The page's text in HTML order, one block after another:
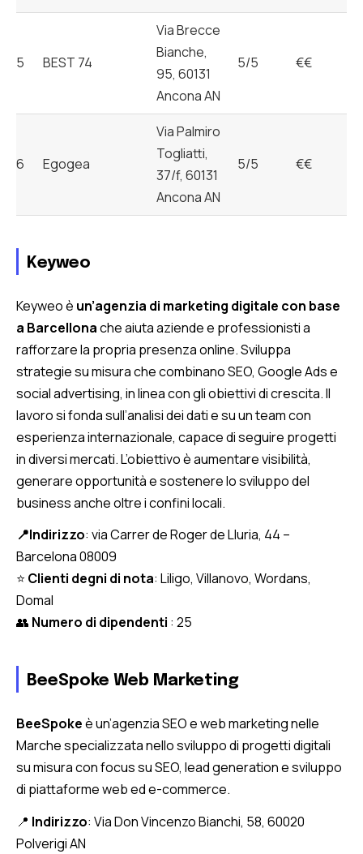
5 BEST 74
Via Brecce
Bianche,
95, 60131
Ancona AN
5/5 €€
6 Egogea
Via Palmiro
Togliatti,
37/f, 60131
Ancona AN
5/5 €€
Keyweo
Keyweo è un’agenzia di marketing digitale con base
a Barcellonache aiuta aziende e professionisti a
rafforzare la propria presenza online. Sviluppa
strategie su misura che combinano SEO, Google Ads e
social advertising, in linea con gli obiettivi di crescita. Il
lavoro si fonda sull’analisi dei dati e su un team con
esperienza internazionale, capace di seguire progetti
in diversi mercati. L’obiettivo è aumentare visibilità,
generare opportunità e sostenere lo sviluppo del
business anche oltre i confini locali.
📍Indirizzo: via Carrer de Roger de Lluria, 44 –
Barcelona 08009
⭐ Clienti degni di nota: Liligo, Villanovo, Wordans,
Domal
👥 Numero di dipendenti : 25
BeeSpoke Web Marketing
BeeSpokeè un’agenzia SEO e web marketing nelle
Marche specializzata nello sviluppo di progetti digitali
su misura con focus su SEO, lead generation e sviluppo
di piattaforme web ed e-commerce.
📍 Indirizzo: Via Don Vincenzo Bianchi, 58, 60020
Polverigi AN